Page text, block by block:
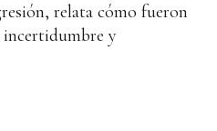
relata cómo fueron
y